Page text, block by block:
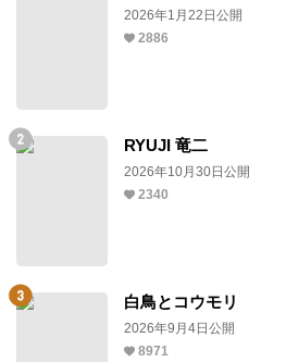
2026年1月22日公開
2886
RYUJI 竜二
2026年10月30日公開
2340
白鳥とコウモリ
2026年9月4日公開
8971